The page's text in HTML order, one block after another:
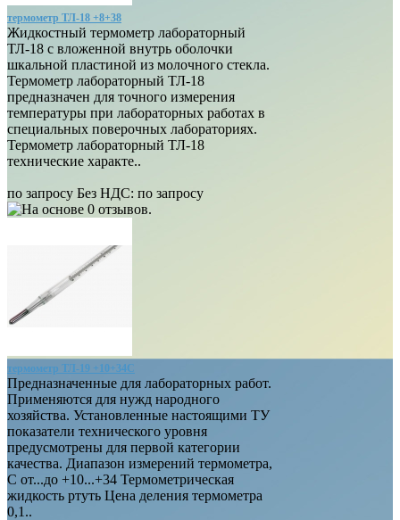
термометр ТЛ-18 +8+38
Жидкостный термометр лабораторный
ТЛ-18 с вложенной внутрь оболочки
шкальной пластиной из молочного стекла.
Термометр лабораторный ТЛ-18
предназначен для точного измерения
температуры при лабораторных работах в
специальных поверочных лабораториях.
Термометр лабораторный ТЛ-18
технические характе..
по запросу Без НДС: по запросу
термометр ТЛ-19 +10+34С
Предназначенные для лабораторных работ.
Применяются для нужд народного
хозяйства. Установленные настоящими ТУ
показатели технического уровня
предусмотрены для первой категории
качества. Диапазон измерений термометра,
С от...до +10...+34 Термометрическая
жидкость ртуть Цена деления термометра
0,1..